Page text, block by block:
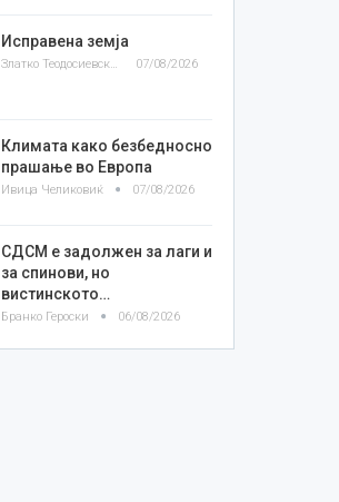
Исправена земја
Златко Теодосиевски 07/08/2026
Климата како безбедносно
прашање во Европа
Ивица Челиковиќ 07/08/2026
СДСМ е задолжен за лаги и
за спинови, но
вистинското…
Бранко Героски 06/08/2026